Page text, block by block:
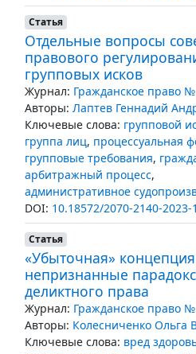
Статья
Отдельные вопросы
правового
групповых исков
Журнал: Гражданское право
Авторы: Лаптев Геннадий
Ключевые слова: групповой
группа лиц, процессуальная
групповые требования,
арбитражный процесс,
административное
DOI: 10.18572/2070-2140-2023-
Статья
«Убыточная»
непризнанные
деликтного права
Журнал: Гражданское право
Авторы: Колесниченко Ольга
Ключевые слова: вред